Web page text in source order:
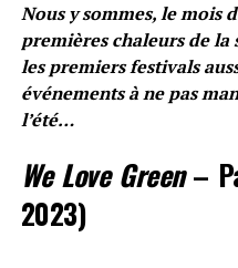
Bien qu’ayant deux
de la réponseà ce
Fontenay-sous-Bois
surprendre en proposant
Nous y sommes, le mois
premières chaleurs de
les premiers festivals
événements à ne pas
l’été…
We Love Green–
2023)